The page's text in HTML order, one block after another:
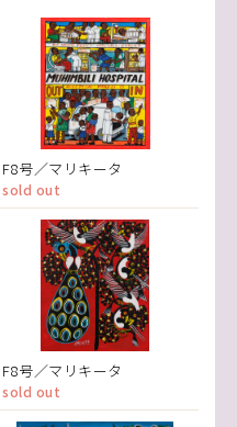
F8号／マリキータ
sold out
F8号／マリキータ
sold out